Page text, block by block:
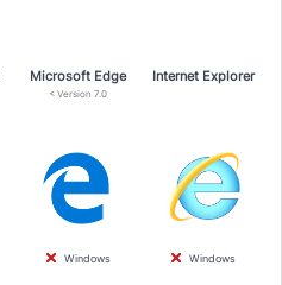
Microsoft Edge
< Version 7.0
Windows
Internet Explorer
Windows